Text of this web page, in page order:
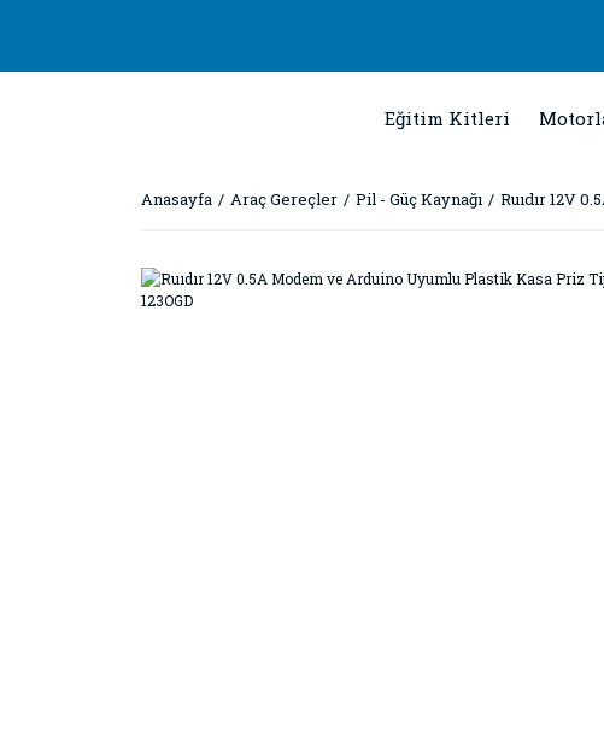
Eğitim Kitleri
Anasayfa Araç Gereçler Pil - Güç Kaynağı Ruıdır 12V